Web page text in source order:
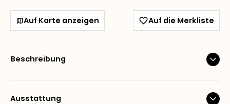
Auf Karte anzeigen Auf die Merkliste
Beschreibung
Ausstattung